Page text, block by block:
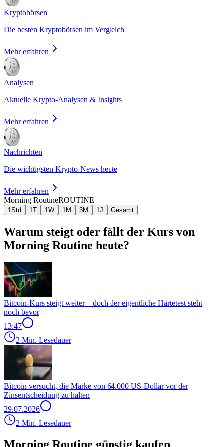
Kryptobörsen
Die besten Kryptobörsen im Vergleich
Mehr erfahren
Analysen
Aktuelle Krypto-Analysen & Insights
Mehr erfahren
Nachrichten
Die wichtigsten Krypto-News heute
Mehr erfahren
Morning RoutineROUTINE
1Std 1T 1W 1M 3M 1J Gesamt
Warum steigt oder fällt der Kurs von
Morning Routine heute?
Bitcoin-Kurs steigt weiter – doch der eigentliche Härtetest steht
noch bevor
13:47
2 Min. Lesedauer
Bitcoin versucht, die Marke von 64.000 US-Dollar vor der
Zinsentscheidung zu halten
29.07.2026
2 Min. Lesedauer
Morning Routine günstig kaufen